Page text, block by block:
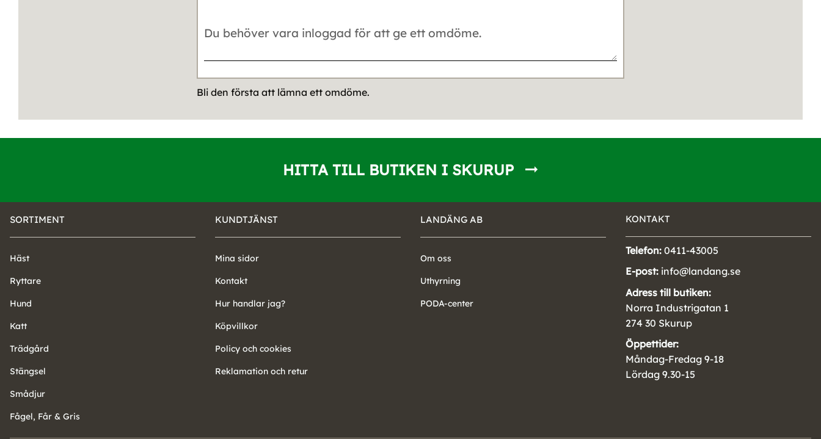
Bli den första att lämna ett omdöme.
HITTA TILL BUTIKEN I SKURUP
SORTIMENT
Häst
Ryttare
Hund
Katt
Trädgård
Stängsel
Smådjur
Fågel, Får & Gris
KUNDTJÄNST
Mina sidor
Kontakt
Hur handlar jag?
Köpvillkor
Policy och cookies
Reklamation och retur
LANDÄNG AB
Om oss
Uthyrning
PODA-center
KONTAKT
Telefon: 0411-43005
E-post: info@landang.se
Adress till butiken:
Norra Industrigatan 1
274 30 Skurup
Öppettider:
Måndag-Fredag 9-18
Lördag 9.30-15